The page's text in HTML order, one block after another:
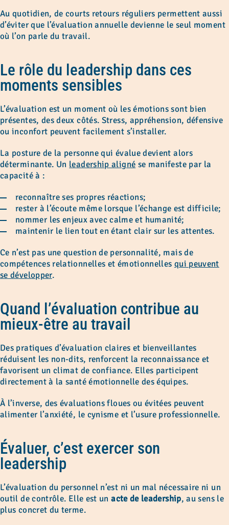
Au quotidien, de courts retours réguliers permettent aussi
d’éviter que l’évaluation annuelle devienne le seul moment
où l’on parle du travail.
Le rôle du leadership dans ces
moments sensibles
L’évaluation est un moment où les émotions sont bien
présentes, des deux côtés. Stress, appréhension, défensive
ou inconfort peuvent facilement s’installer.
La posture de la personne qui évalue devient alors
déterminante. Un leadership aligné se manifeste par la
capacité à :
reconnaître ses propres réactions;
rester à l’écoute même lorsque l’échange est difficile;
nommer les enjeux avec calme et humanité;
maintenir le lien tout en étant clair sur les attentes.
Ce n’est pas une question de personnalité, mais de
compétences relationnelles et émotionnelles qui peuvent
se développer.
Quand l’évaluation contribue au
mieux-être au travail
Des pratiques d’évaluation claires et bienveillantes
réduisent les non-dits, renforcent la reconnaissance et
favorisent un climat de confiance. Elles participent
directement à la santé émotionnelle des équipes.
À l’inverse, des évaluations floues ou évitées peuvent
alimenter l’anxiété, le cynisme et l’usure professionnelle.
Évaluer, c’est exercer son
leadership
L’évaluation du personnel n’est ni un mal nécessaire ni un
outil de contrôle. Elle est unacte de leadership, au sens le
plus concret du terme.